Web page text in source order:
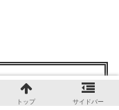
トップ サイドバー